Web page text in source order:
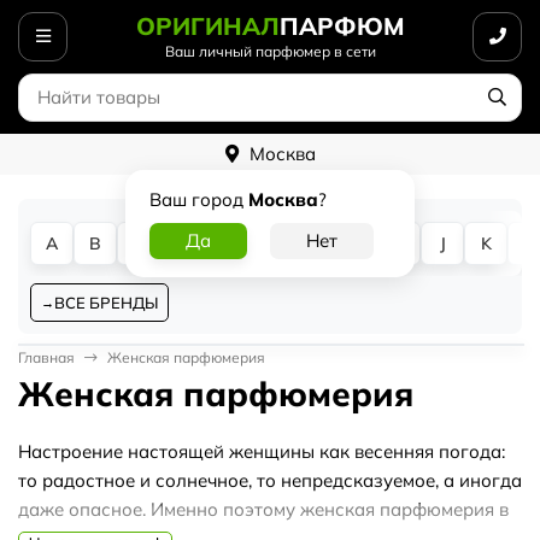
ОРИГИНАЛПАРФЮМ
Ваш личный парфюмер в сети
Москва
Ваш город Москва?
A B D G J K
ВСЕ БРЕНДЫ
Главная Женская парфюмерия
Женская парфюмерия
Настроение настоящей женщины как весенняя погода:
то радостное и солнечное, то непредсказуемое, а иногда
даже опасное. Именно поэтому женская парфюмерия в